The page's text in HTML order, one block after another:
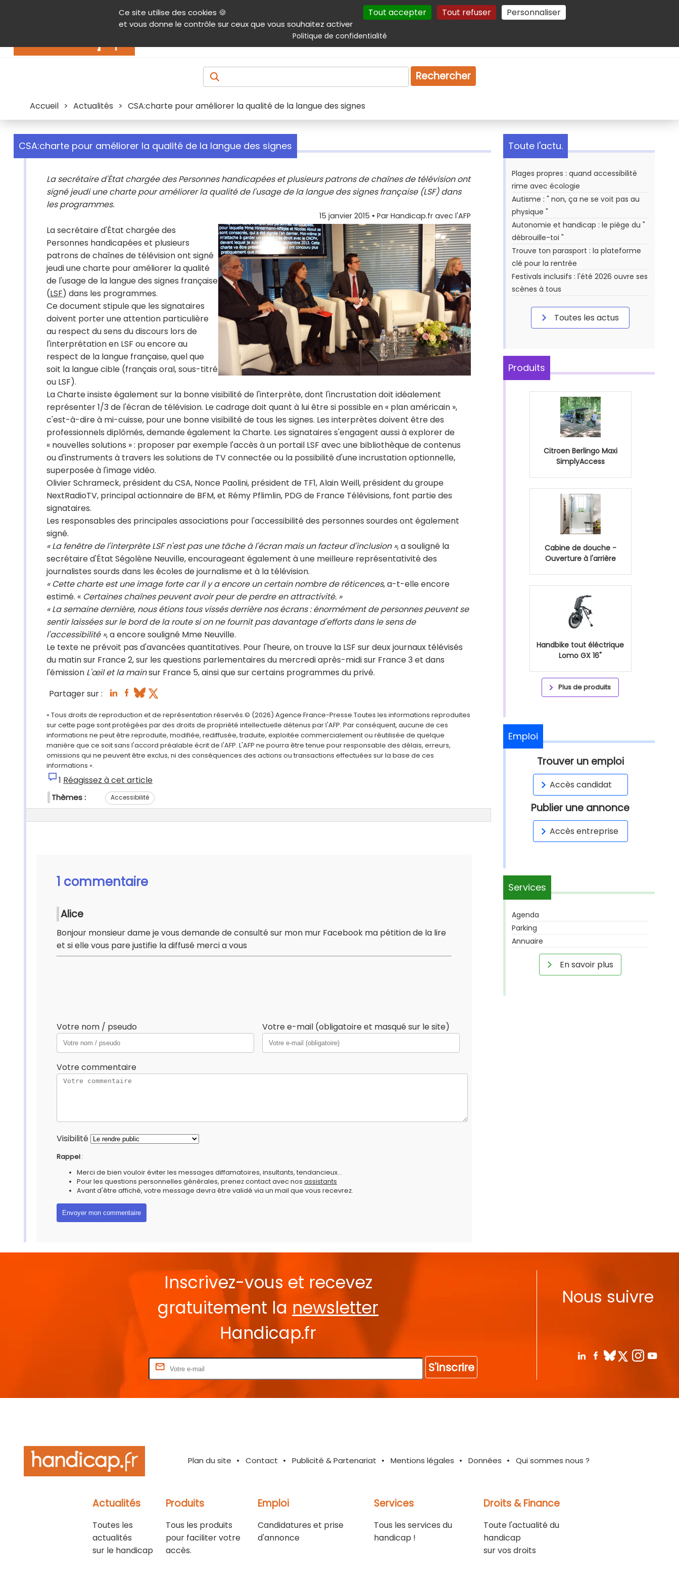
Ce site utilise des cookies 🍪
et vous donne le contrôle sur ceux que vous souhaitez activer
Tout accepter Tout refuser Personnaliser
Politique de confidentialité
Contenu Aide et accessibilité Menu principal Autres services Plan du site Gestion des cookies
Produits & services Emploi Droit
Rechercher
Accueil > Actualités > CSA:charte pour améliorer la qualité de la langue des signes
CSA:charte pour améliorer la qualité de la langue des signes
La secrétaire d'État chargée des Personnes handicapées et plusieurs patrons de chaînes de télévision ont
signé jeudi une charte pour améliorer la qualité de l'usage de la langue des signes française (LSF) dans
les programmes.
15 janvier 2015 • Par Handicap.fr avec l'AFP
La secrétaire d'État chargée des
Personnes handicapées et plusieurs
patrons de chaînes de télévision ont signé
jeudi une charte pour améliorer la qualité
de l'usage de la langue des signes française
(LSF) dans les programmes.
Ce document stipule que les signataires
doivent porter une attention particulière
au respect du sens du discours lors de
l'interprétation en LSF ou encore au
respect de la langue française, quel que
soit la langue cible (français oral, sous-titré
ou LSF).
La Charte insiste également sur la bonne visibilité de l'interprète, dont l'incrustation doit idéalement
représenter 1/3 de l'écran de télévision. Le cadrage doit quant à lui être si possible en « plan américain »,
c'est-à-dire à mi-cuisse, pour une bonne visibilité de tous les signes. Les interprètes doivent être des
professionnels diplômés, demande également la Charte. Les signataires s'engagent aussi à explorer de
« nouvelles solutions » : proposer par exemple l'accès à un portail LSF avec une bibliothèque de contenus
ou d'instruments à travers les solutions de TV connectée ou la possibilité d'une incrustation optionnelle,
superposée à l'image vidéo.
Olivier Schrameck, président du CSA, Nonce Paolini, président de TF1, Alain Weill, président du groupe
NextRadioTV, principal actionnaire de BFM, et Rémy Pflimlin, PDG de France Télévisions, font partie des
signataires.
Les responsables des principales associations pour l'accessibilité des personnes sourdes ont également
signé.
« La fenêtre de l'interprète LSF n'est pas une tâche à l'écran mais un facteur d'inclusion », a souligné la
secrétaire d'État Ségolène Neuville, encourageant également à une meilleure représentativité des
journalistes sourds dans les écoles de journalisme et à la télévision.
« Cette charte est une image forte car il y a encore un certain nombre de réticences, a-t-elle encore
estimé. « Certaines chaînes peuvent avoir peur de perdre en attractivité. »
« La semaine dernière, nous étions tous vissés derrière nos écrans : énormément de personnes peuvent se
sentir laissées sur le bord de la route si on ne fournit pas davantage d'efforts dans le sens de
l'accessibilité », a encore souligné Mme Neuville.
Le texte ne prévoit pas d'avancées quantitatives. Pour l'heure, on trouve la LSF sur deux journaux télévisés
du matin sur France 2, sur les questions parlementaires du mercredi après-midi sur France 3 et dans
l'émission L'œil et la mainsur France 5, ainsi que sur certains programmes du privé.
Partager sur :
« Tous droits de reproduction et de représentation réservés.© (2026) Agence France-Presse.Toutes les informations reproduites
sur cette page sont protégées par des droits de propriété intellectuelle détenus par l'AFP. Par conséquent, aucune de ces
informations ne peut être reproduite, modifiée, rediffusée, traduite, exploitée commercialement ou réutilisée de quelque
manière que ce soit sans l'accord préalable écrit de l'AFP. L'AFP ne pourra être tenue pour responsable des délais, erreurs,
omissions qui ne peuvent être exclus, ni des conséquences des actions ou transactions effectuées sur la base de ces
informations ».
1 Réagissez à cet article
Thèmes : Accessibilité
1 commentaire
Alice
Bonjour monsieur dame je vous demande de consulté sur mon mur Facebook ma pétition de la lire
et si elle vous pare justifie la diffusé merci a vous
Votre nom / pseudo Votre e-mail (obligatoire et masqué sur le site)
Votre commentaire
Visibilité
Rappel :
Merci de bien vouloir éviter les messages diffamatoires, insultants, tendancieux...
Pour les questions personnelles générales, prenez contact avec nos assistants
Avant d'être affiché, votre message devra être validé via un mail que vous recevrez.
Toute l'actu.
Plages propres : quand accessibilité
rime avec écologie
Autisme : " non, ça ne se voit pas au
physique "
Autonomie et handicap : le piège du "
débrouille-toi "
Trouve ton parasport : la plateforme
clé pour la rentrée
Festivals inclusifs : l'été 2026 ouvre ses
scènes à tous
Toutes les actus
Produits
Citroen Berlingo Maxi
SimplyAccess
Cabine de douche -
Ouverture à l'arrière
Handbike tout éléctrique
Lomo GX 16"
Plus de produits
Emploi
Trouver un emploi
Accès candidat
Publier une annonce
Accès entreprise
Services
Agenda
Parking
Annuaire
En savoir plus
Inscrivez-vous et recevez
gratuitement la newsletter
Handicap.fr
S'inscrire
Nous suivre
Plan du site Contact Publicité & Partenariat Mentions légales Données Qui sommes nous ?
Actualités
Toutes les
actualités
sur le handicap
Produits
Tous les produits
pour faciliter votre
accès.
Emploi
Candidatures et prise
d'annonce
Services
Tous les services du
handicap !
Droits & Finance
Toute l'actualité du
handicap
sur vos droits